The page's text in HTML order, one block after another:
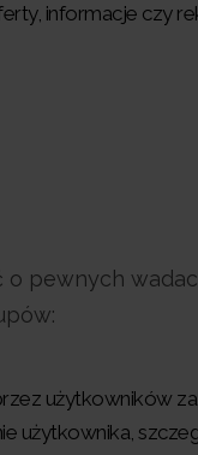
informacje czy
o pewnych
użytkowników za
użytkownika,